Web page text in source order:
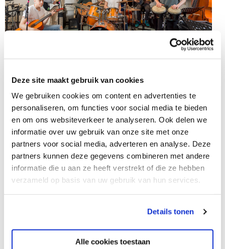
Deze site maakt gebruik van cookies
We gebruiken cookies om content en advertenties te
personaliseren, om functies voor social media te bieden
en om ons websiteverkeer te analyseren. Ook delen we
informatie over uw gebruik van onze site met onze
partners voor social media, adverteren en analyse. Deze
partners kunnen deze gegevens combineren met andere
informatie die u aan ze heeft verstrekt of die ze hebben
verzameld op basis van uw gebruik van hun services.
Details tonen
Alle cookies toestaan
Pagina delen
Submenublock
menu
Wij helpen je graag!